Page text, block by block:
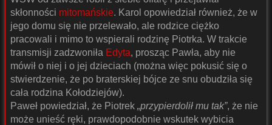
skłonności mitomańskie. Karol opowiedział również, że w
jego domu się nie przelewało, ale rodzice ciężko
pracowali i mimo to wspierali rodzinę Piotrka. W trakcie
transmisji zadzwoniła Edyta, prosząc Pawła, aby nie
mówił o niej i o jej dzieciach (można więc pokusić się o
stwierdzenie, że po braterskiej bójce ze snu obudziła się
cała rodzina Kołodziejów).
Paweł powiedział, że Piotrek „przypierdolił mu tak”, że nie
może unieść ręki, prawdopodobnie wskutek wybicia